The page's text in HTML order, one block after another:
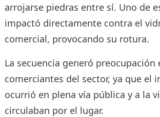
arrojarse piedras entre sí. Uno de
impactó directamente contra el
comercial, provocando su rotura.
La secuencia generó preocupación
comerciantes del sector, ya que el
ocurrió en plena vía pública y a la
circulaban por el lugar.